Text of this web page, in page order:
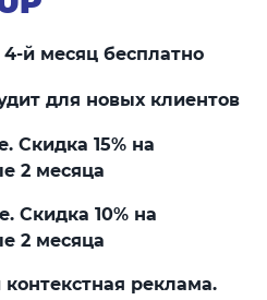
й месяц бесплатно
для новых клиентов
Скидка 15% на
2 месяца
Скидка 10% на
2 месяца
реклама.